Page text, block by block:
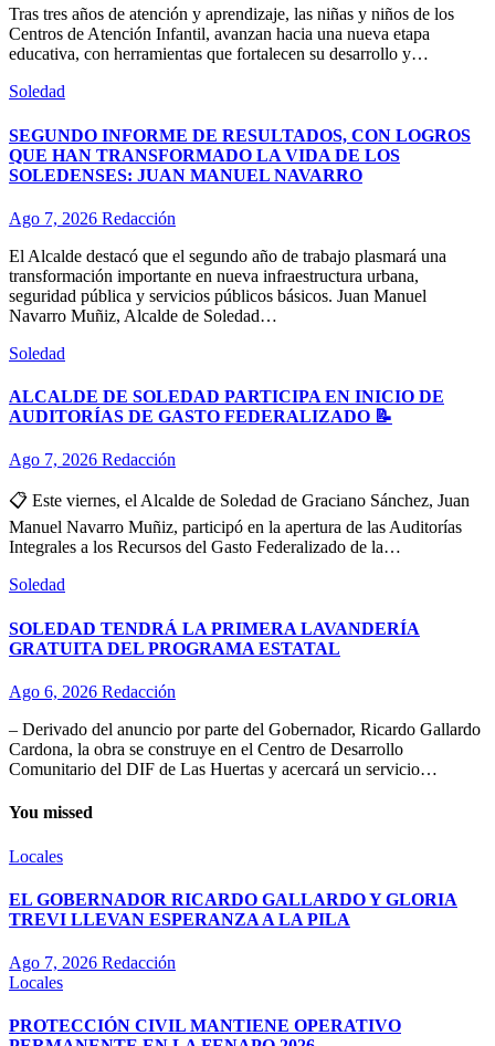
Tras tres años de atención y aprendizaje, las niñas y niños de los
Centros de Atención Infantil, avanzan hacia una nueva etapa
educativa, con herramientas que fortalecen su desarrollo y…
Soledad
SEGUNDO INFORME DE RESULTADOS, CON LOGROS
QUE HAN TRANSFORMADO LA VIDA DE LOS
SOLEDENSES: JUAN MANUEL NAVARRO
Ago 7, 2026 Redacción
El Alcalde destacó que el segundo año de trabajo plasmará una
transformación importante en nueva infraestructura urbana,
seguridad pública y servicios públicos básicos. Juan Manuel
Navarro Muñiz, Alcalde de Soledad…
Soledad
ALCALDE DE SOLEDAD PARTICIPA EN INICIO DE
AUDITORÍAS DE GASTO FEDERALIZADO 📝
Ago 7, 2026 Redacción
📋 Este viernes, el Alcalde de Soledad de Graciano Sánchez, Juan
Manuel Navarro Muñiz, participó en la apertura de las Auditorías
Integrales a los Recursos del Gasto Federalizado de la…
Soledad
SOLEDAD TENDRÁ LA PRIMERA LAVANDERÍA
GRATUITA DEL PROGRAMA ESTATAL
Ago 6, 2026 Redacción
– Derivado del anuncio por parte del Gobernador, Ricardo Gallardo
Cardona, la obra se construye en el Centro de Desarrollo
Comunitario del DIF de Las Huertas y acercará un servicio…
You missed
Locales
EL GOBERNADOR RICARDO GALLARDO Y GLORIA
TREVI LLEVAN ESPERANZA A LA PILA
Ago 7, 2026 Redacción
Locales
PROTECCIÓN CIVIL MANTIENE OPERATIVO